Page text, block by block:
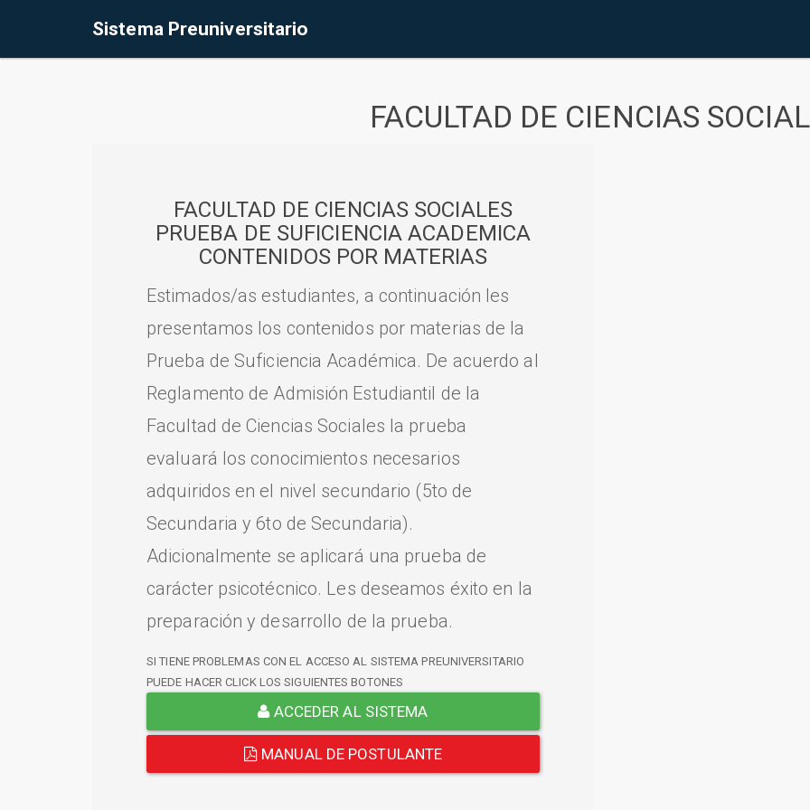
Sistema Preuniversitario
FACULTAD DE CIENCIAS
FACULTAD DE CIENCIAS SOCIALES
PRUEBA DE SUFICIENCIA ACADEMICA
CONTENIDOS POR MATERIAS
Estimados/as estudiantes, a continuación les
presentamos los contenidos por materias de la
Prueba de Suficiencia Académica. De acuerdo al
Reglamento de Admisión Estudiantil de la
Facultad de Ciencias Sociales la prueba
evaluará los conocimientos necesarios
adquiridos en el nivel secundario (5to de
Secundaria y 6to de Secundaria).
Adicionalmente se aplicará una prueba de
carácter psicotécnico. Les deseamos éxito en la
preparación y desarrollo de la prueba.
SI TIENE PROBLEMAS CON EL ACCESO AL SISTEMA PREUNIVERSITARIO
PUEDE HACER CLICK LOS SIGUIENTES BOTONES
ACCEDER AL SISTEMA
MANUAL DE POSTULANTE